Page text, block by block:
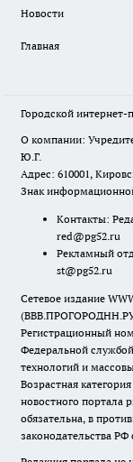
Новости
Главная
Городской интернет-
О компании:
Ю.Г.
Адрес: 610001,
Знак
Контакты:
red@pg52.ru
Рекламный
st@pg52.ru
Сетевое издание
Регистрационный
Федеральной
технологий и
Возрастная
новостного портала
обязательна, в
законодательства